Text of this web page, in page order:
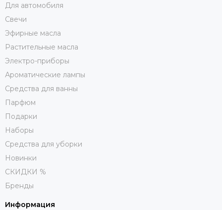
Для автомобиля
Свечи
Эфирные масла
Растительные масла
Электро-приборы
Ароматические лампы
Средства для ванны
Парфюм
Подарки
Наборы
Средства для уборки
Новинки
СКИДКИ %
Бренды
Информация